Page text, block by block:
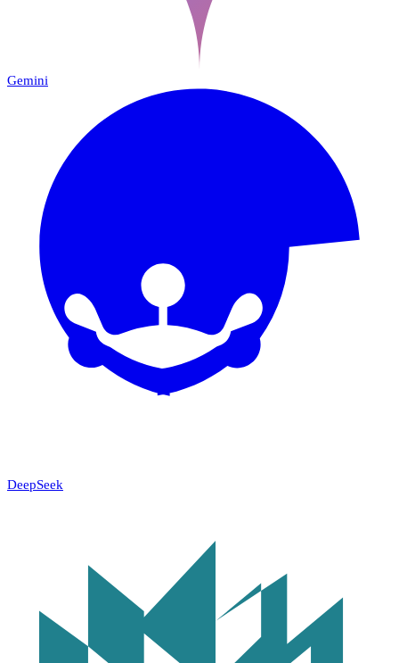
Gemini
DeepSeek